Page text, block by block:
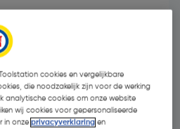
cookies en vergelijkbare
die noodzakelijk zijn voor de werking
analytische cookies om onze website
wij cookies voor gepersonaliseerde
in onzeprivacyverklaring en